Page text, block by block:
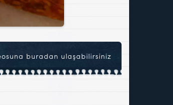
buradan ulaşabilirsiniz